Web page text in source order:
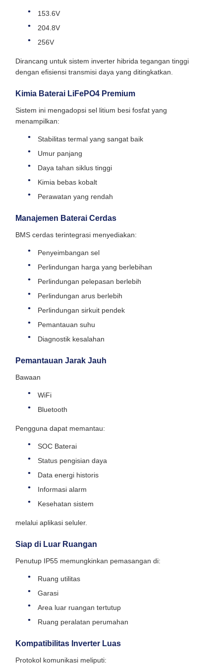
153.6V
204.8V
256V
Dirancang untuk sistem inverter hibrida tegangan tinggi
dengan efisiensi transmisi daya yang ditingkatkan.
Kimia Baterai LiFePO4 Premium
Sistem ini mengadopsi sel litium besi fosfat yang
menampilkan:
Stabilitas termal yang sangat baik
Umur panjang
Daya tahan siklus tinggi
Kimia bebas kobalt
Perawatan yang rendah
Manajemen Baterai Cerdas
BMS cerdas terintegrasi menyediakan:
Penyeimbangan sel
Perlindungan harga yang berlebihan
Perlindungan pelepasan berlebih
Perlindungan arus berlebih
Perlindungan sirkuit pendek
Pemantauan suhu
Diagnostik kesalahan
Pemantauan Jarak Jauh
Bawaan
WiFi
Bluetooth
Pengguna dapat memantau:
SOC Baterai
Status pengisian daya
Data energi historis
Informasi alarm
Kesehatan sistem
melalui aplikasi seluler.
Siap di Luar Ruangan
Penutup IP55 memungkinkan pemasangan di:
Ruang utilitas
Garasi
Area luar ruangan tertutup
Ruang peralatan perumahan
Kompatibilitas Inverter Luas
Protokol komunikasi meliputi: